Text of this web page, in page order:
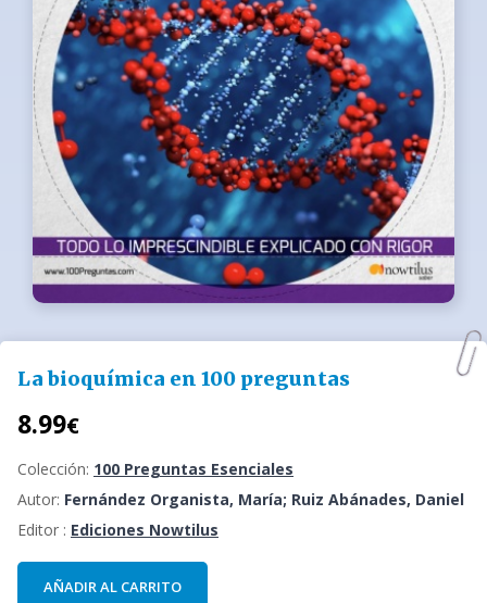
La bioquímica en 100 preguntas
8.99€
Colección: 100 Preguntas Esenciales
Autor: Fernández Organista, María; Ruiz Abánades, Daniel
Editor : Ediciones Nowtilus
AÑADIR AL CARRITO